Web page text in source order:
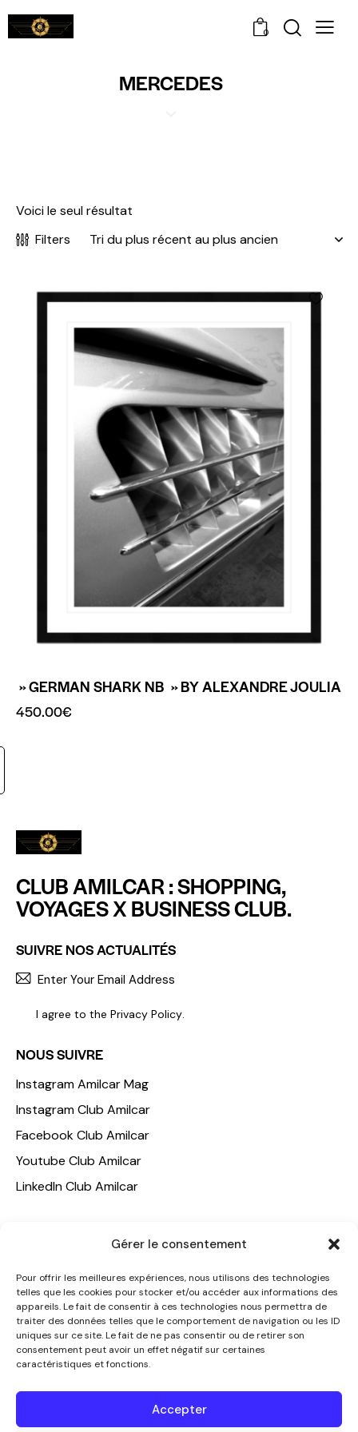
Gérer le consentement
Pour offrir les meilleures expériences, nous utilisons des technologies
telles que les cookies pour stocker et/ou accéder aux informations des
appareils. Le fait de consentir à ces technologies nous permettra de
traiter des données telles que le comportement de navigation ou les ID
uniques sur ce site. Le fait de ne pas consentir ou de retirer son
consentement peut avoir un effet négatif sur certaines
caractéristiques et fonctions.
Accepter
0
MERCEDES
Voici le seul résultat
Filters
» GERMAN SHARK NB » BY ALEXANDRE JOULIA
450.00€
CLUB AMILCAR : SHOPPING,
VOYAGES X BUSINESS CLUB.
SUIVRE NOS ACTUALITÉS
I agree to the Privacy Policy.
NOUS SUIVRE
Instagram Amilcar Mag
Instagram Club Amilcar
Facebook Club Amilcar
Youtube Club Amilcar
LinkedIn Club Amilcar
AMILCAR TRAVEL CLUB
CLUB AMILCAR, Club d'affaires international
AGENCE MEDIANE
CONTACT
NOUS CONTACTER
+33 7 49 60 92 02